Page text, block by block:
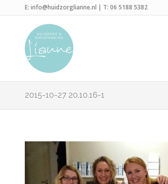
E: info@huidzorglianne.nl | T: 06 5188 5382
2015-10-27 20.10.16-1